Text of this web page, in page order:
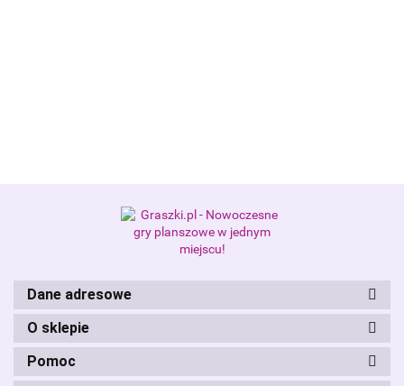
Alis Games – producent gier
planszowych i RPG
Dane adresowe
O sklepie
Pomoc